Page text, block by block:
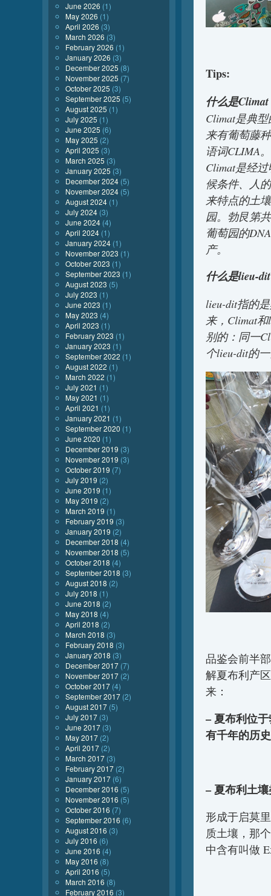
Tips:
什么是
Climat是典
来有葡萄藤
语词CLIMA。
Climat是经
候条件、人
来特点的土
园。勃艮第
葡萄园的DNA
产。
什么是lieu-
lieu-dit指的
来， Climat和
别的：同一
个lieu-dit的
品鉴会前半
解夏布利产
来：
– 夏布利位
有千年的历
– 夏布利土
形成于启莫
质土壤，那
中含有叫做
June 2026 (1)
May 2026 (1)
April 2026 (3)
March 2026 (3)
February 2026 (1)
January 2026 (3)
December 2025 (8)
November 2025 (7)
October 2025 (3)
September 2025 (5)
August 2025 (1)
July 2025 (1)
June 2025 (6)
May 2025 (2)
April 2025 (3)
March 2025 (3)
January 2025 (3)
December 2024 (5)
November 2024 (5)
August 2024 (1)
July 2024 (3)
June 2024 (4)
April 2024 (1)
January 2024 (1)
November 2023 (1)
October 2023 (1)
September 2023 (1)
August 2023 (5)
July 2023 (1)
June 2023 (1)
May 2023 (4)
April 2023 (1)
February 2023 (1)
January 2023 (1)
September 2022 (1)
August 2022 (1)
March 2022 (1)
July 2021 (1)
May 2021 (1)
April 2021 (1)
January 2021 (1)
September 2020 (1)
June 2020 (1)
December 2019 (3)
November 2019 (3)
October 2019 (7)
July 2019 (2)
June 2019 (1)
May 2019 (2)
March 2019 (1)
February 2019 (3)
January 2019 (2)
December 2018 (4)
November 2018 (5)
October 2018 (4)
September 2018 (3)
August 2018 (2)
July 2018 (1)
June 2018 (2)
May 2018 (4)
April 2018 (2)
March 2018 (3)
February 2018 (3)
January 2018 (3)
December 2017 (7)
November 2017 (2)
October 2017 (4)
September 2017 (2)
August 2017 (5)
July 2017 (3)
June 2017 (3)
May 2017 (2)
April 2017 (2)
March 2017 (3)
February 2017 (2)
January 2017 (6)
December 2016 (5)
November 2016 (5)
October 2016 (7)
September 2016 (6)
August 2016 (3)
July 2016 (6)
June 2016 (4)
May 2016 (8)
April 2016 (5)
March 2016 (8)
February 2016 (3)